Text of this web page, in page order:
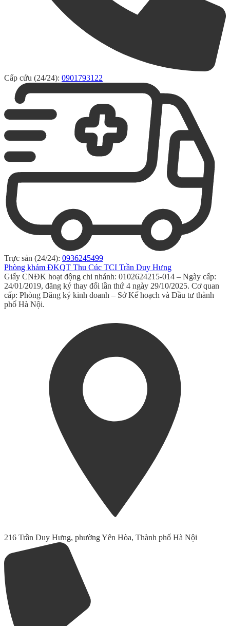
Cấp cứu (24/24): 0901793122
Trực sản (24/24): 0936245499
Phòng khám ĐKQT Thu Cúc TCI Trần Duy Hưng
Giấy CNĐK hoạt động chi nhánh: 0102624215-014 – Ngày cấp:
24/01/2019, đăng ký thay đổi lần thứ 4 ngày 29/10/2025. Cơ quan
cấp: Phòng Đăng ký kinh doanh – Sở Kế hoạch và Đầu tư thành
phố Hà Nội.
216 Trần Duy Hưng, phường Yên Hòa, Thành phố Hà Nội